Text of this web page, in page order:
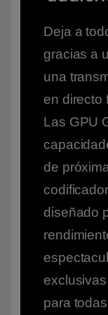
Deja a
gracias a
una
en directo
Las GPU
de
diseñado
exclusivas
para